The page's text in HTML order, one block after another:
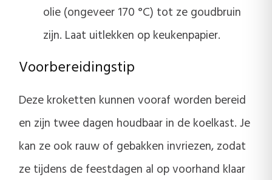
olie (ongeveer 170 °C) tot ze goudbruin
zijn. Laat uitlekken op keukenpapier.
Voorbereidingstip
Deze kroketten kunnen vooraf worden bereid
en zijn twee dagen houdbaar in de koelkast. Je
kan ze ook rauw of gebakken invriezen, zodat
ze tijdens de feestdagen al op voorhand klaar